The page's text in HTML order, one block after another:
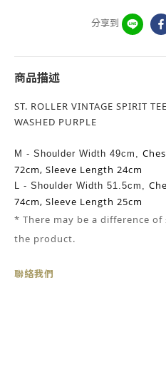
分享到
商品描述
ST. ROLLER VINTAGE SPIRIT
WASHED PURPLE
M - Shoulder Width 49cm,
72cm, Sleeve Length 24cm
L - Shoulder Width 51.5cm,
74cm, Sleeve Length 25cm
* There may be a difference of
the product.
聯絡我們